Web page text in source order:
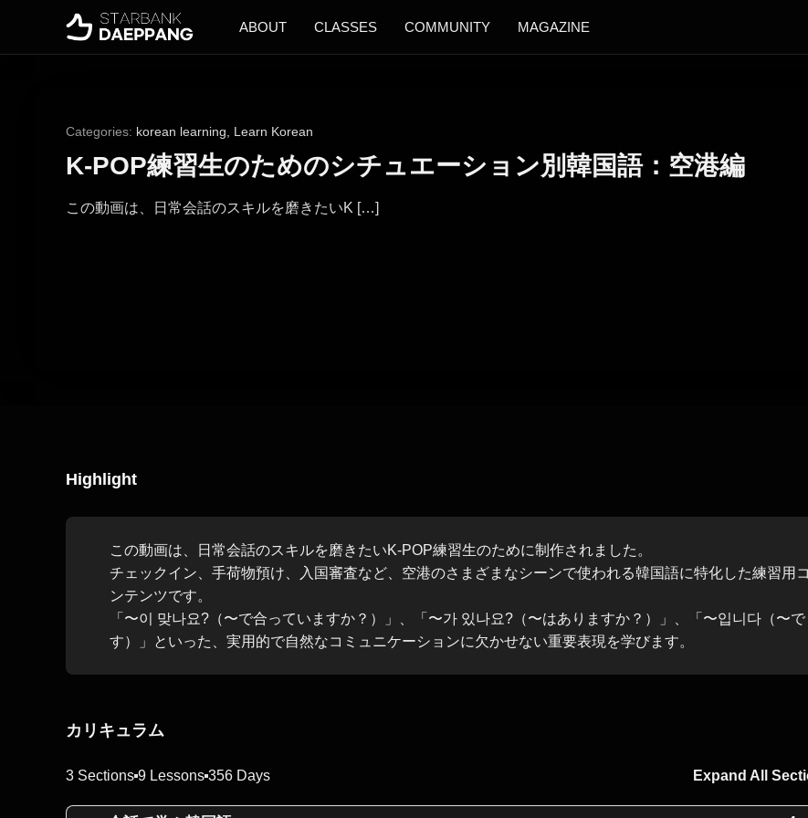
ABOUT CLASSES COMMUNITY MAGAZINE
Categories: korean learning Learn Korean
K-POP練習生のためのシチュエーション別韓国語：空港編
この動画は、日常会話のスキルを磨きたいK […]
Highlight
この動画は、日常会話のスキルを磨きたいK-POP練習生のために制作されました。
チェックイン、手荷物預け、入国審査など、空港のさまざまなシーンで使われる韓国語に特化した練習用コ
ンテンツです。
「〜이 맞나요?（〜で合っていますか？）」、「〜가 있나요?（〜はありますか？）」、「〜입니다（〜で
す）」といった、実用的で自然なコミュニケーションに欠かせない重要表現を学びます。
カリキュラム
3 Sections 9 Lessons 356 Days Expand All